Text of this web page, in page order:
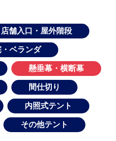
店舗入口・屋外階段
ベランダ
懸垂幕・横断幕
間仕切り
内照式テント
その他テント